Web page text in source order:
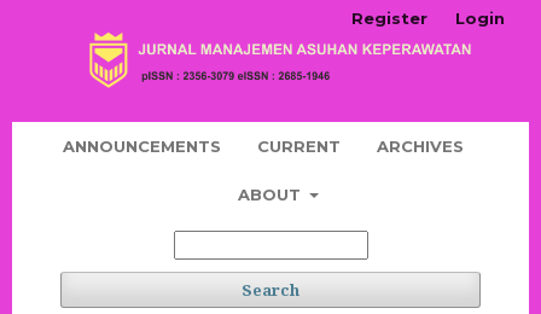
ANNOUNCEMENTS CURRENT ARCHIVES
ABOUT
Search
Register Login